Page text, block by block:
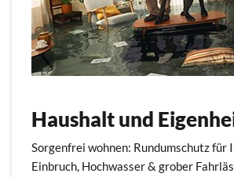
Haushalt und
Sorgenfrei wohnen: Rundumschutz für
Einbruch, Hochwasser & grober